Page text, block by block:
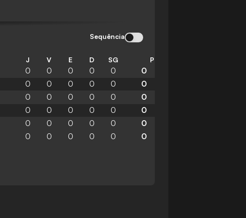
Sequência
J V E D SG P
0 0 0 0 0 0
0 0 0 0 0 0
0 0 0 0 0 0
0 0 0 0 0 0
0 0 0 0 0 0
0 0 0 0 0 0